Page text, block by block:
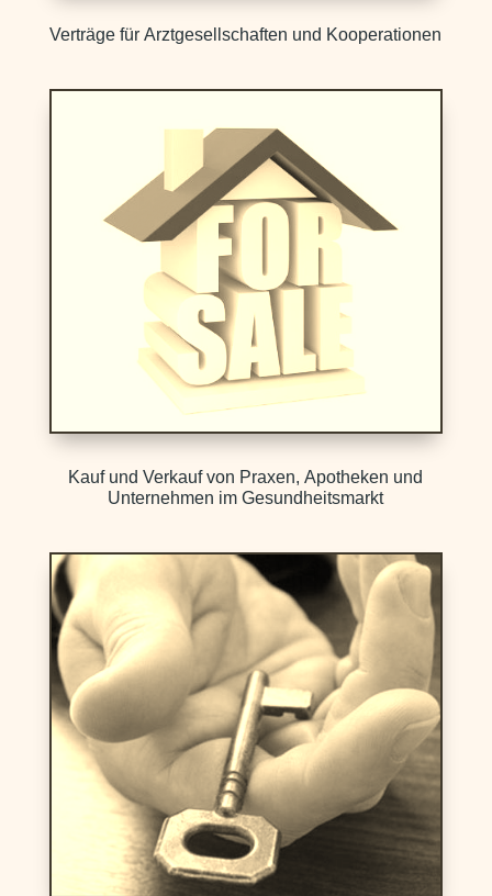
Verträge für Arztgesellschaften und Kooperationen
Kauf und Verkauf von Praxen, Apotheken und
Unternehmen im Gesundheitsmarkt